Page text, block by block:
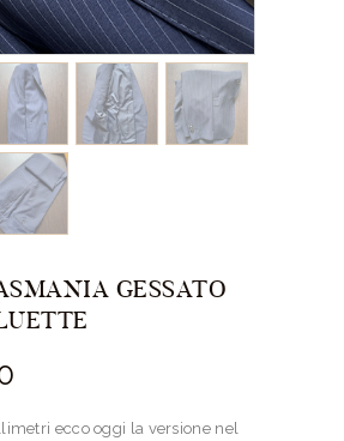
GESSATO
ecco oggi la versione nel